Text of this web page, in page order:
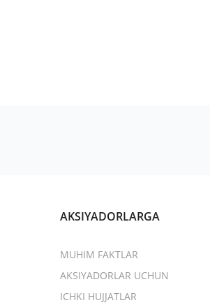
AKSIYADORLARGA
MUHIM FAKTLAR
AKSIYADORLAR UCHUN
ICHKI HUJJATLAR